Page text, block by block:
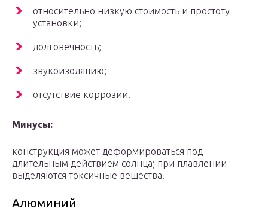
относительно низкую стоимость и простоту
установки;
долговечность;
звукоизоляцию;
отсутствие коррозии.
Минусы:
конструкция может деформироваться под
длительным действием солнца; при плавлении
выделяются токсичные вещества.
Алюминий